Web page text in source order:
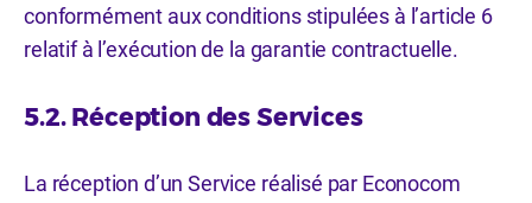
conformément aux conditions stipulées à l’article 6
relatif à l’exécution de la garantie contractuelle.
5.2. Réception des Services
La réception d’un Service réalisé par Econocom